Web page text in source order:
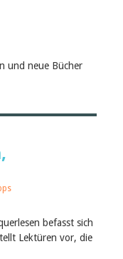
und neue Bücher
befasst sich
Lektüren vor, die